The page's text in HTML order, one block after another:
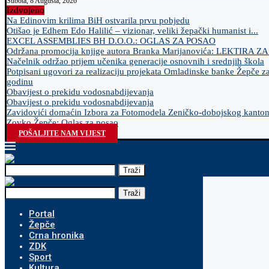
Izdvojeno
Na Edinovim krilima BiH ostvarila prvu pobjedu
Otišao je Edhem Edo Halilić – vizionar, veliki žepački humanist i...
EXCEL ASSEMBLIES BH D.O.O.: OGLAS ZA POSAO
Održana promocija knjige autora Branka Marijanovića: LEKTIRA
Načelnik održao prijem učenika generacije osnovnih i srednjih škola
Potpisani ugovori za realizaciju projekata Omladinske banke Žepče
godinu
Obavijest o prekidu vodosnabdijevanja
Obavijest o prekidu vodosnabdijevanja
Zavidovići domaćin Izbora za Fotomodela Zeničko-dobojskog
Zovko Žepče: Oglas za posao
POŠALJITE NAM VIJEST
Traži
Traži
Portal
Žepče
Crna hronika
ZDK
Sport